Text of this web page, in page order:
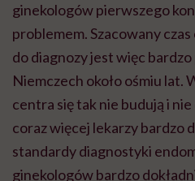
ginekologów pierwszego
problemem. Szacowany
do diagnozy jest więc
Niemczech około ośmiu lat.
centra się tak nie budują i
coraz więcej lekarzy bardzo
standardy diagnostyki
ginekologów bardzo